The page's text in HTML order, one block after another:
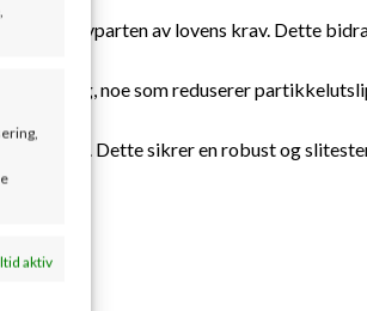
aktiv
halvparten av lovens krav. Dette
noe som reduserer
Dette sikrer en robust og